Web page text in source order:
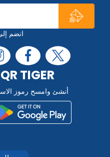
انضم
حمل تطبيق QR TIGER
أنشئ وامسح رموز